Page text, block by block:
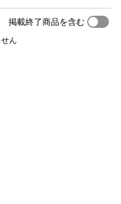
掲載終了商品を含む
ん